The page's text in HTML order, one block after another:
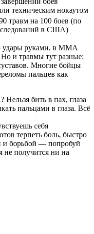
техническим нокаутом
травм на 100 боев (по
в США)
удары руками, в MMA
и травмы тут разные:
Многие бойцы
пальцев как
Нельзя бить в пах, глаза
пальцами в глаза. Всё
себя
терпеть боль, быстро
и борьбой — попробуй
не получится ни на